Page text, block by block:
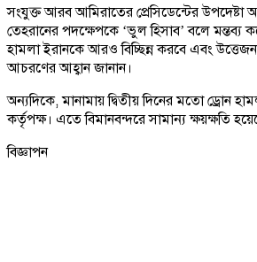
সংযুক্ত আরব আমিরাতের প্রেসিডেন্টের উপদেষ্টা
তেহরানের পদক্ষেপকে ‘ভুল হিসাব’ বলে মন্তব্য
হামলা ইরানকে আরও বিচ্ছিন্ন করবে এবং
আচরণের আহ্বান জানান।
অন্যদিকে, মানামায় দ্বিতীয় দিনের মতো ড্রোন
কর্তৃপক্ষ। এতে বিমানবন্দরে সামান্য ক্ষয়ক্ষতি
বিজ্ঞাপন